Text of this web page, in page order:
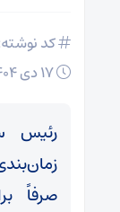
کد نوشته:
رئیس
صرفاً